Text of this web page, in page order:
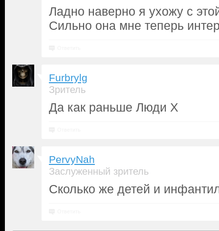
Ладно наверно я ухожу с
Сильно она мне теперь
Furbrylg
Зритель
Да как раньше Люди Х
PervyNah
Заслуженный зритель
Сколько же детей и